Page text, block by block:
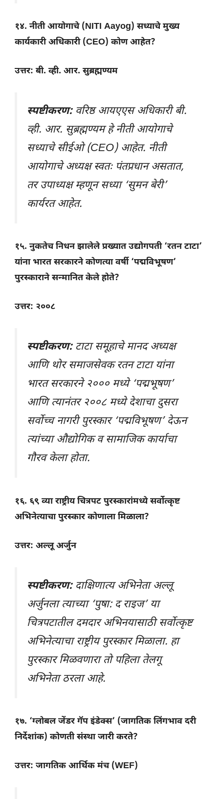
१४. नीती आयोगाचे (NITI Aayog) सध्याचे मुख्य
कार्यकारी अधिकारी (CEO) कोण आहेत?
उत्तर: बी. व्ही. आर. सुब्रह्मण्यम
स्पष्टीकरण:वरिष्ठ आयएएस अधिकारी बी.
व्ही. आर. सुब्रह्मण्यम हे नीती आयोगाचे
सध्याचे सीईओ (CEO) आहेत. नीती
आयोगाचे अध्यक्ष स्वतः पंतप्रधान असतात,
तर उपाध्यक्ष म्हणून सध्या ‘सुमन बेरी’
कार्यरत आहेत.
१५. नुकतेच निधन झालेले प्रख्यात उद्योगपती ‘रतन टाटा’
यांना भारत सरकारने कोणत्या वर्षी ‘पद्मविभूषण’
पुरस्काराने सन्मानित केले होते?
उत्तर: २००८
स्पष्टीकरण:टाटा समूहाचे मानद अध्यक्ष
आणि थोर समाजसेवक रतन टाटा यांना
भारत सरकारने २००० मध्ये ‘पद्मभूषण’
आणि त्यानंतर २००८ मध्ये देशाचा दुसरा
सर्वोच्च नागरी पुरस्कार ‘पद्मविभूषण’ देऊन
त्यांच्या औद्योगिक व सामाजिक कार्याचा
गौरव केला होता.
१६. ६९ व्या राष्ट्रीय चित्रपट पुरस्कारांमध्ये सर्वोत्कृष्ट
अभिनेत्याचा पुरस्कार कोणाला मिळाला?
उत्तर: अल्लू अर्जुन
स्पष्टीकरण:दाक्षिणात्य अभिनेता अल्लू
अर्जुनला त्याच्या ‘पुषा: द राइज’ या
चित्रपटातील दमदार अभिनयासाठी सर्वोत्कृष्ट
अभिनेत्याचा राष्ट्रीय पुरस्कार मिळाला. हा
पुरस्कार मिळवणारा तो पहिला तेलगू
अभिनेता ठरला आहे.
१७. ‘ग्लोबल जेंडर गॅप इंडेक्स’ (जागतिक लिंगभाव दरी
निर्देशांक) कोणती संस्था जारी करते?
उत्तर: जागतिक आर्थिक मंच (WEF)